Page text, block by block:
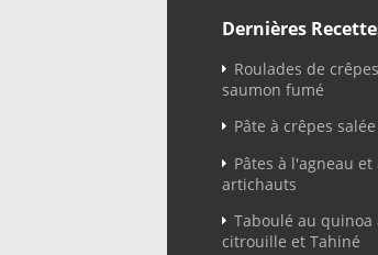
Dernières
Roulades de
saumon fumé
Pâte à crêpes salée
Pâtes à l'agneau et
artichauts
Taboulé au quinoa
citrouille et Tahiné